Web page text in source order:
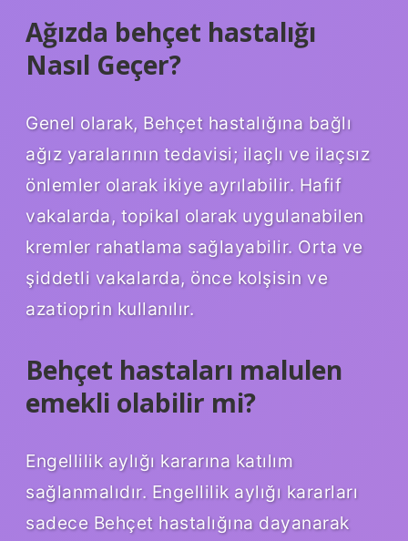
Ağızda behçet hastalığı
Nasıl Geçer?
Genel olarak, Behçet hastalığına bağlı
ağız yaralarının tedavisi; ilaçlı ve ilaçsız
önlemler olarak ikiye ayrılabilir. Hafif
vakalarda, topikal olarak uygulanabilen
kremler rahatlama sağlayabilir. Orta ve
şiddetli vakalarda, önce kolşisin ve
azatioprin kullanılır.
Behçet hastaları malulen
emekli olabilir mi?
Engellilik aylığı kararına katılım
sağlanmalıdır. Engellilik aylığı kararları
sadece Behçet hastalığına dayanarak